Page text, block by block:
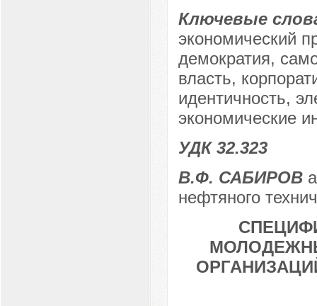
Ключевые
экономический
демократия,
власть,
идентичность,
экономические
УДК 32.323
В.Ф. САБИРОВ
нефтяного